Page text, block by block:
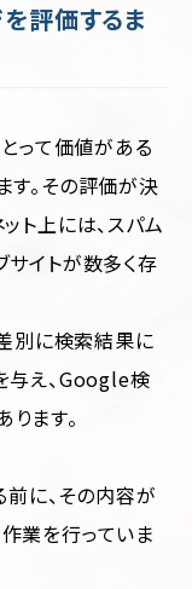
評価するま
って価値がある
す。その評価が決
ト上には、スパム
サイトが数多く存
別に検索結果に
与え、Google検
ます。
に、その内容が
業を行っていま